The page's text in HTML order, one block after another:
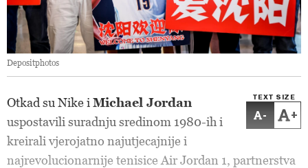
Depositphotos
TEXT SIZE
- +
Otkad su Nike i Michael Jordan
uspostavili suradnju sredinom 1980-ih i
kreirali vjerojatno najutjecajnije i
najrevolucionarnije tenisice Air Jordan 1, partnerstva